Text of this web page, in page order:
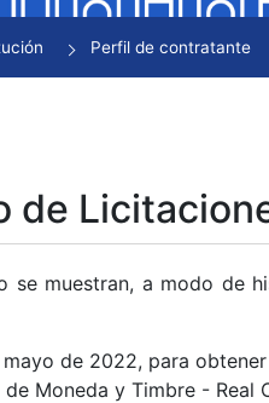
Perfil de contratante
de
se muestran, a modo de
de 2022, para
Moneda y Timbre -